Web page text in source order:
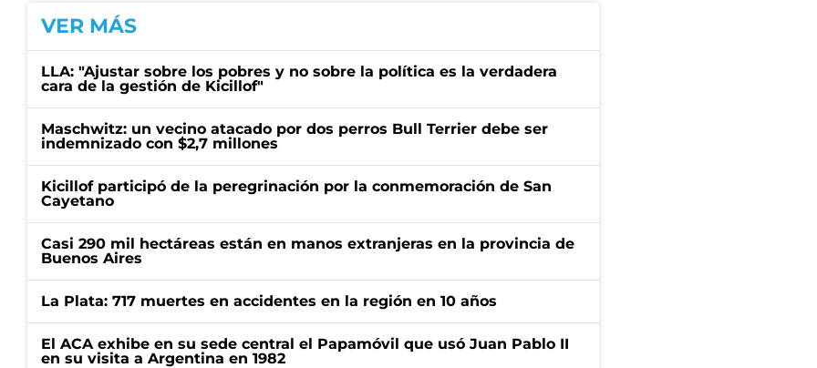
VER MÁS
LLA: "Ajustar sobre los pobres y no sobre la política es la verdadera
cara de la gestión de Kicillof"
Maschwitz: un vecino atacado por dos perros Bull Terrier debe ser
indemnizado con $2,7 millones
Kicillof participó de la peregrinación por la conmemoración de San
Cayetano
Casi 290 mil hectáreas están en manos extranjeras en la provincia de
Buenos Aires
La Plata: 717 muertes en accidentes en la región en 10 años
El ACA exhibe en su sede central el Papamóvil que usó Juan Pablo II
en su visita a Argentina en 1982